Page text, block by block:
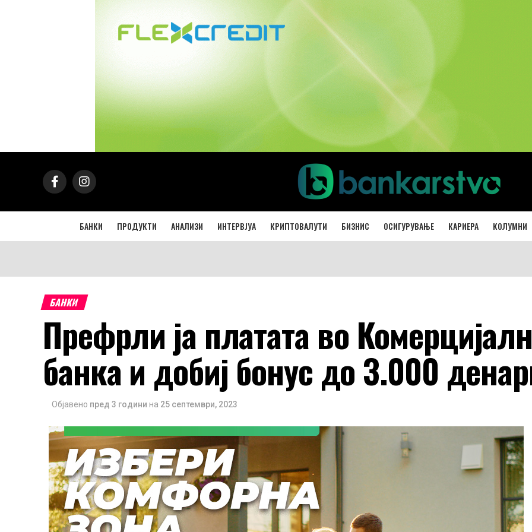
БАНКИ ПРОДУКТИ АНАЛИЗИ ИНТЕРВЈУА КРИПТОВАЛУТИ БИЗНИС ОСИГУРУВАЊЕ КАРИЕРА КОЛУМНИ
БАНКИ
Префрли ја платата во
банка и добиј бонус до 3.000
Објавено пред 3 години на 25 септември, 2023